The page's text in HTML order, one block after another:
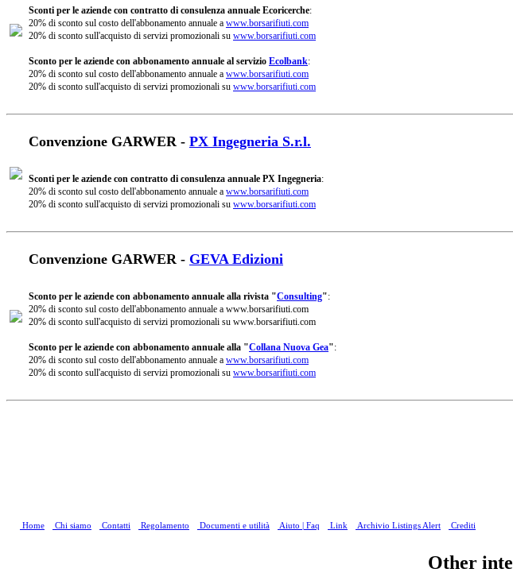
Sconti per le aziende con contratto di consulenza annuale Ecoricerche:
20% di sconto sul costo dell'abbonamento annuale a www.borsarifiuti.com
20% di sconto sull'acquisto di servizi promozionali su www.borsarifiuti.com
Sconto per le aziende con abbonamento annuale al servizio Ecolbank:
20% di sconto sul costo dell'abbonamento annuale a www.borsarifiuti.com
20% di sconto sull'acquisto di servizi promozionali su www.borsarifiuti.com
Convenzione GARWER - PX Ingegneria S.r.l.
Sconti per le aziende con contratto di consulenza annuale PX Ingegneria:
20% di sconto sul costo dell'abbonamento annuale a www.borsarifiuti.com
20% di sconto sull'acquisto di servizi promozionali su www.borsarifiuti.com
Convenzione GARWER - GEVA Edizioni
Sconto per le aziende con abbonamento annuale alla rivista "Consulting":
20% di sconto sul costo dell'abbonamento annuale a www.borsarifiuti.com
20% di sconto sull'acquisto di servizi promozionali su www.borsarifiuti.com
Sconto per le aziende con abbonamento annuale alla "Collana Nuova Gea":
20% di sconto sul costo dell'abbonamento annuale a www.borsarifiuti.com
20% di sconto sull'acquisto di servizi promozionali su www.borsarifiuti.com
Home Chi siamo Contatti Regolamento Documenti e utilità Aiuto | Faq Link Archivio Listings Alert Crediti
Other